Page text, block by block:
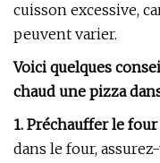
cuisson excessive,
peuvent varier.
Voici quelques
chaud une pizza
1. Préchauffer le four
dans le four,